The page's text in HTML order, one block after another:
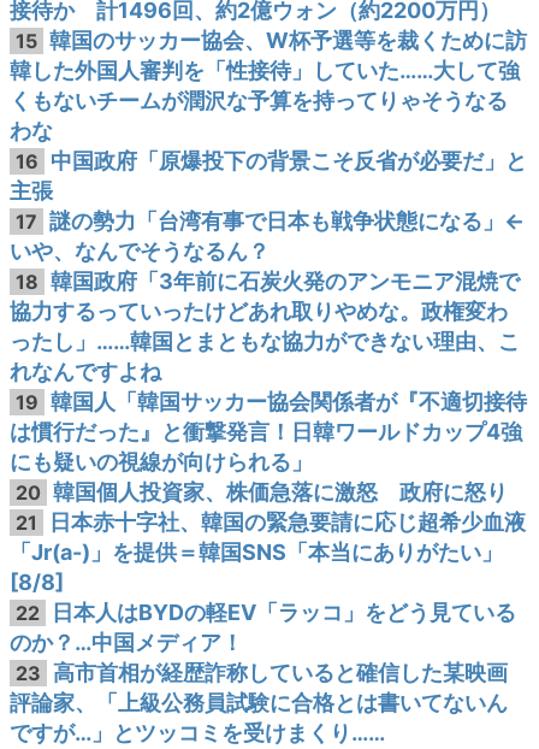
接待か 計1496回、約2億ウォン（約2200万円）
15 韓国のサッカー協会、W杯予選等を裁くために訪
韓した外国人審判を「性接待」していた……大して強
くもないチームが潤沢な予算を持ってりゃそうなる
わな
16 中国政府「原爆投下の背景こそ反省が必要だ」と
主張
17 謎の勢力「台湾有事で日本も戦争状態になる」←
いや、なんでそうなるん？
18 韓国政府「3年前に石炭火発のアンモニア混焼で
協力するっていったけどあれ取りやめな。政権変わ
ったし」……韓国とまともな協力ができない理由、こ
れなんですよね
19 韓国人「韓国サッカー協会関係者が『不適切接待
は慣行だった』と衝撃発言！日韓ワールドカップ4強
にも疑いの視線が向けられる」
20 韓国個人投資家、株価急落に激怒 政府に怒り
21
日本赤十字社、韓国の緊急要請に応じ超希少血液
「Jr(a-)」を提供＝韓国SNS「本当にありがたい」
[8/8]
22
日本人はBYDの軽EV「ラッコ」をどう見ている
のか？…中国メディア！
23 高市首相が経歴詐称していると確信した某映画
評論家、「上級公務員試験に合格とは書いてないん
ですが…」とツッコミを受けまくり……